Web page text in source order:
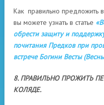
Как правильно предложить
вы можете узнать в статье
обрести защиту и
почитания Предков при
встрече Богини Весты
8. ПРАВИЛЬНО ПРОЖИТЬ
КОЛЯДЕ.